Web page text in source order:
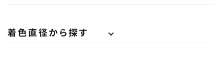
着色直径から探す